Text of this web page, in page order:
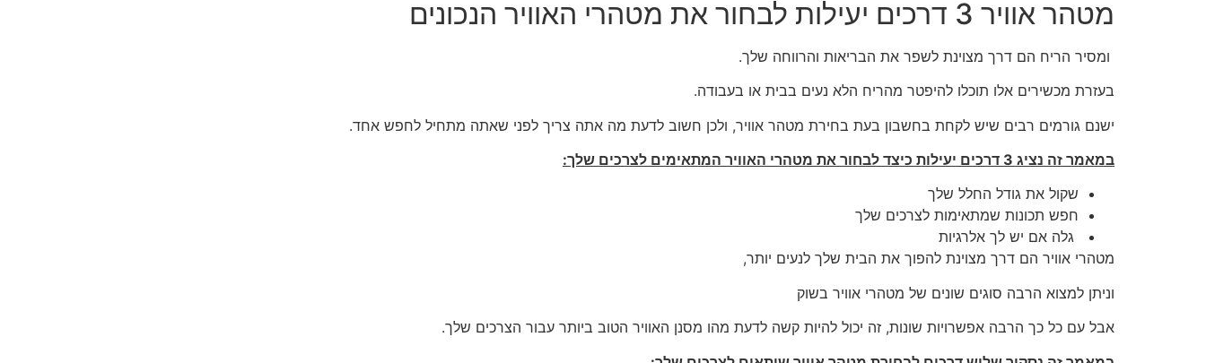
מטהר אוויר 3 דרכים יעילות לבחור את מטהרי האוויר הנכונים
ומסיר הריח הם דרך מצוינת לשפר את הבריאות והרווחה שלך.
בעזרת מכשירים אלו תוכלו להיפטר מהריח הלא נעים בבית או בעבודה.
ישנם גורמים רבים שיש לקחת בחשבון בעת בחירת מטהר אוויר, ולכן חשוב לדעת מה אתה צריך לפני שאתה מתחיל לחפש אחד.
במאמר זה נציג 3 דרכים יעילות כיצד לבחור את מטהרי האוויר המתאימים לצרכים שלך:
שקול את גודל החלל שלך
חפש תכונות שמתאימות לצרכים שלך
גלה אם יש לך אלרגיות
מטהרי אוויר הם דרך מצוינת להפוך את הבית שלך לנעים יותר,
וניתן למצוא הרבה סוגים שונים של מטהרי אוויר בשוק
אבל עם כל כך הרבה אפשרויות שונות, זה יכול להיות קשה לדעת מהו מסנן האוויר הטוב ביותר עבור הצרכים שלך.